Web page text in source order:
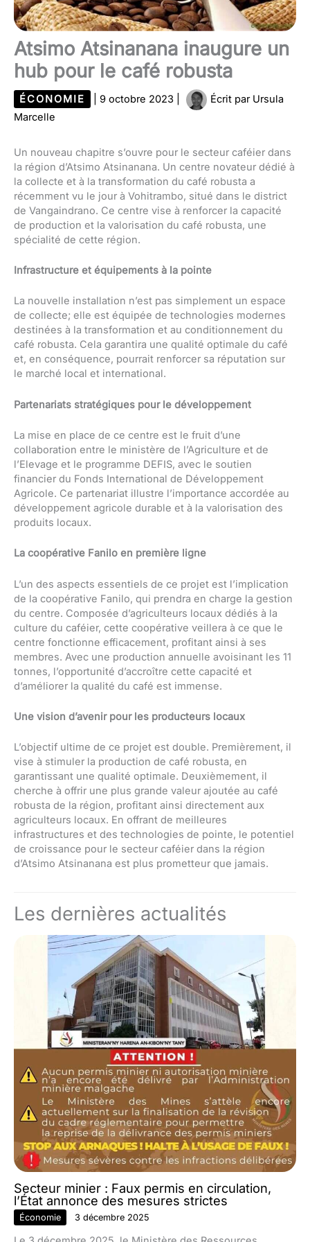
Atsimo Atsinanana inaugure un
hub pour le café robusta
ÉCONOMIE 9 octobre 2023 Écrit par Ursula
Marcelle
Un nouveau chapitre s’ouvre pour le secteur caféier dans
la région d’Atsimo Atsinanana. Un centre novateur dédié à
la collecte et à la transformation du café robusta a
récemment vu le jour à Vohitrambo, situé dans le district
de Vangaindrano. Ce centre vise à renforcer la capacité
de production et la valorisation du café robusta, une
spécialité de cette région.
Infrastructure et équipements à la pointe
La nouvelle installation n’est pas simplement un espace
de collecte; elle est équipée de technologies modernes
destinées à la transformation et au conditionnement du
café robusta. Cela garantira une qualité optimale du café
et, en conséquence, pourrait renforcer sa réputation sur
le marché local et international.
Partenariats stratégiques pour le développement
La mise en place de ce centre est le fruit d’une
collaboration entre le ministère de l’Agriculture et de
l’Elevage et le programme DEFIS, avec le soutien
financier du Fonds International de Développement
Agricole. Ce partenariat illustre l’importance accordée au
développement agricole durable et à la valorisation des
produits locaux.
La coopérative Fanilo en première ligne
L’un des aspects essentiels de ce projet est l’implication
de la coopérative Fanilo, qui prendra en charge la gestion
du centre. Composée d’agriculteurs locaux dédiés à la
culture du caféier, cette coopérative veillera à ce que le
centre fonctionne efficacement, profitant ainsi à ses
membres. Avec une production annuelle avoisinant les 11
tonnes, l’opportunité d’accroître cette capacité et
d’améliorer la qualité du café est immense.
Une vision d’avenir pour les producteurs locaux
L’objectif ultime de ce projet est double. Premièrement, il
vise à stimuler la production de café robusta, en
garantissant une qualité optimale. Deuxièmement, il
cherche à offrir une plus grande valeur ajoutée au café
robusta de la région, profitant ainsi directement aux
agriculteurs locaux. En offrant de meilleures
infrastructures et des technologies de pointe, le potentiel
de croissance pour le secteur caféier dans la région
d’Atsimo Atsinanana est plus prometteur que jamais.
Les dernières actualités
Secteur minier : Faux permis en circulation,
l’État annonce des mesures strictes
Économie 3 décembre 2025